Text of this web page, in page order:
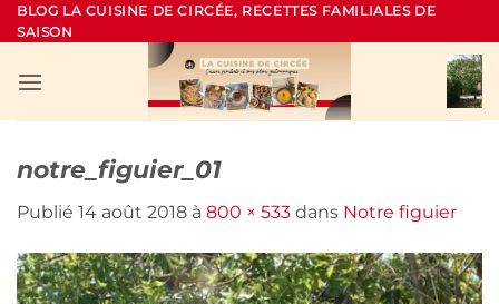
Passer
au
BLOG LA CUISINE DE CIRCÉE, RECETTES FAMILIALES DE
SAISON
notre_figuier_01
Publié 14 août 2018 à 800 × 533 dans Notre figuier